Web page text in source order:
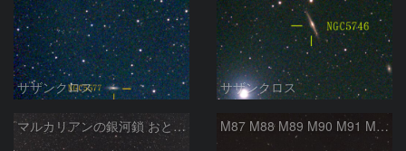
サザンクロス サザンクロス
マルカリアンの銀河鎖 おとめ座・ かみのけ座の銀河 M87 M88 M89 M90 M91 M100 マルカリアンの銀河鎖 おとめ座 かみのけ座